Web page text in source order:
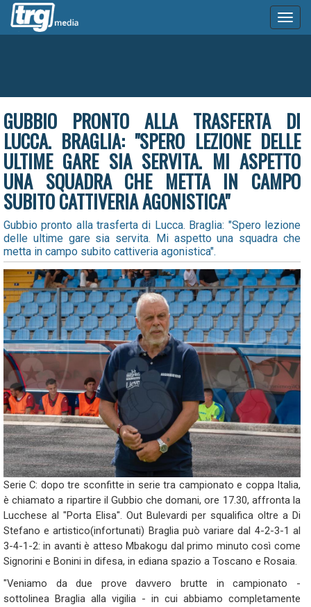
GUBBIO PRONTO ALLA TRASFERTA DI
LUCCA. BRAGLIA: "SPERO LEZIONE DELLE
ULTIME GARE SIA SERVITA. MI ASPETTO
UNA SQUADRA CHE METTA IN CAMPO
SUBITO CATTIVERIA AGONISTICA"
Gubbio pronto alla trasferta di Lucca. Braglia: "Spero lezione
delle ultime gare sia servita. Mi aspetto una squadra che
metta in campo subito cattiveria agonistica".
Serie C: dopo tre sconfitte in serie tra campionato e coppa Italia,
è chiamato a ripartire il Gubbio che domani, ore 17.30, affronta la
Lucchese al "Porta Elisa". Out Bulevardi per squalifica oltre a Di
Stefano e artistico(infortunati) Braglia può variare dal 4-2-3-1 al
3-4-1-2: in avanti è atteso Mbakogu dal primo minuto così come
Signorini e Bonini in difesa, in ediana spazio a Toscano e Rosaia.
"Veniamo da due prove davvero brutte in campionato -
sottolinea Braglia alla vigilia - in cui abbiamo completamente